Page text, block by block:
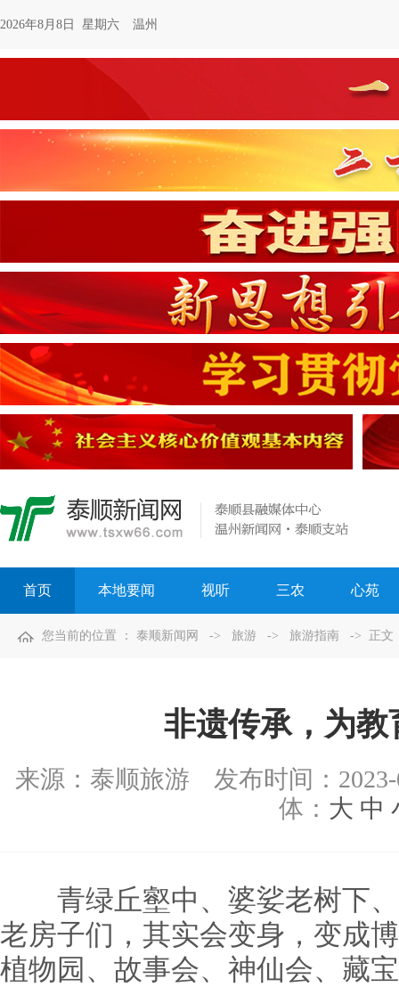
2026年8月8日 星期六 温州
首页 本地要闻 视听 三农 心苑
您当前的位置 ： 泰顺新闻网 -> 旅游 -> 旅游指南 -> 正文
非遗传承，为教
来源： 泰顺旅游 发布时间：
体： 大 中
青绿丘壑中、婆娑老树下、
老房子们，其实会变身，变成
植物园、故事会、神仙会、藏